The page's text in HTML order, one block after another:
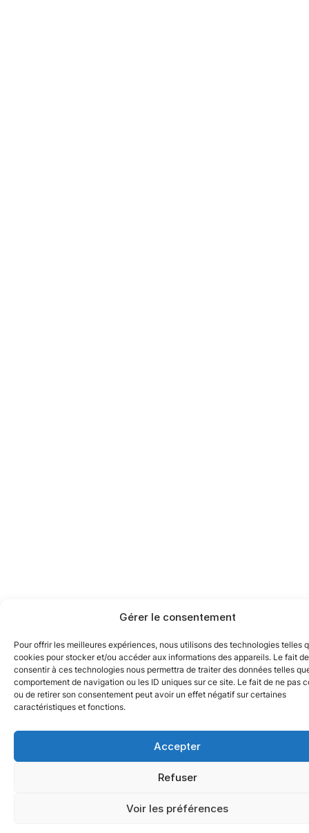
Gérer le consentement
Pour offrir les meilleures expériences, nous utilisons des technologies telles
cookies pour stocker et/ou accéder aux informations des appareils. Le fait de
consentir à ces technologies nous permettra de traiter des données telles
comportement de navigation ou les ID uniques sur ce site. Le fait de ne pas
ou de retirer son consentement peut avoir un effet négatif sur certaines
caractéristiques et fonctions.
Accepter
Refuser
Voir les préférences